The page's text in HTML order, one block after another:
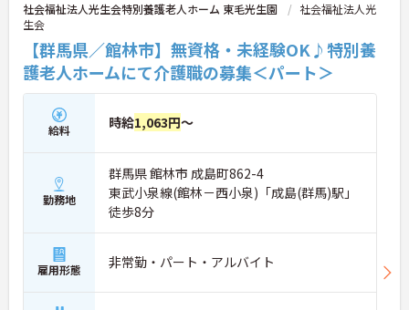
社会福祉法人光生会特別養護老人ホーム 東毛光生園
社会福祉法人光
生会
【群馬県／館林市】無資格・未経験OK♪特別養
護老人ホームにて介護職の募集＜パート＞
給料 時給1,063円～
勤務地
群馬県 館林市 成島町862-4
東武小泉線(館林－西小泉)「成島(群馬)駅」
徒歩8分
雇用形態 非常勤・パート・アルバイト